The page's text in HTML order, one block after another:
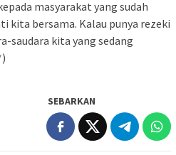
masyarakat yang sudah
kita bersama. Kalau punya rezeki
saudara kita yang sedang
SEBARKAN